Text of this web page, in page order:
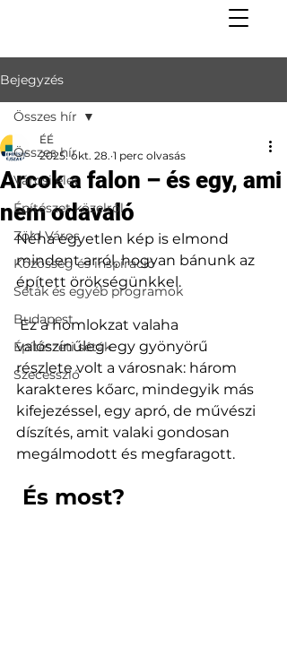
Bejegyzés
Összes hír
Városi élet
Építészet közelről
Zöld Város
Közösség és inspiráció
Séták és egyéb programok
Budapest
Építészeti séták
Szecesszió
Összes hír
Arcok a falon – és egy, ami
nem odavaló
ÉÉ
2025. okt. 28. 1 perc olvasás
Néha egyetlen kép is elmond
mindent arról, hogyan bánunk az
épített örökségünkkel.
Ez a homlokzat valaha
valószínűleg egy gyönyörű
részlete volt a városnak: három
karakteres kőarc, mindegyik más
kifejezéssel, egy apró, de művészi
díszítés, amit valaki gondosan
megálmodott és megfaragott.
És most?